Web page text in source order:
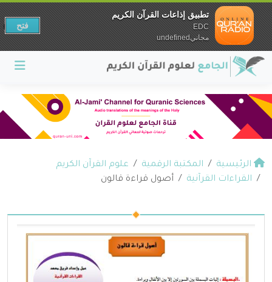
الرئيسية المكتبة الرقمية
علوم القرآن الكريم
القراءات القرآنية
أصول قراءة قالون
تطبيق إذاعات القرآن الكريم
EDC
مجانيundefined
فتح